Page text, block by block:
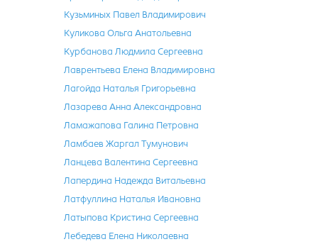
Кузьминых Павел Владимирович
Куликова Ольга Анатольевна
Курбанова Людмила Сергеевна
Лаврентьева Елена Владимировна
Лагойда Наталья Григорьевна
Лазарева Анна Александровна
Ламажапова Галина Петровна
Ламбаев Жаргал Тумунович
Ланцева Валентина Сергеевна
Лапердина Надежда Витальевна
Латфуллина Наталья Ивановна
Латыпова Кристина Сергеевна
Лебедева Елена Николаевна